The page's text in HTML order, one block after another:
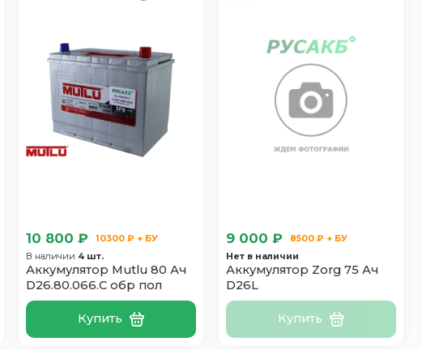
10 800 ₽
10300 ₽ + БУ
В наличии 4 шт.
Аккумулятор Mutlu 80 Ач
D26.80.066.C обр пол
Купить
9 000 ₽
8500 ₽ + БУ
Нет в наличии
Аккумулятор Zorg 75 Ач
D26L
Купить